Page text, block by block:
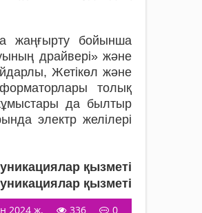
жаңғырту бойынша
драйвері» және
Жетікөл және
толық
да былтыр
электр желілері
қызметі
қызметі
2024 ж. 336 0